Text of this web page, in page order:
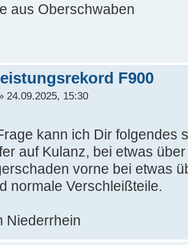
aus Oberschwaben
F900
24.09.2025, 15:30
kann ich Dir folgendes
auf Kulanz, bei etwas
vorne bei etwas
normale Verschleißteile.
Niederrhein